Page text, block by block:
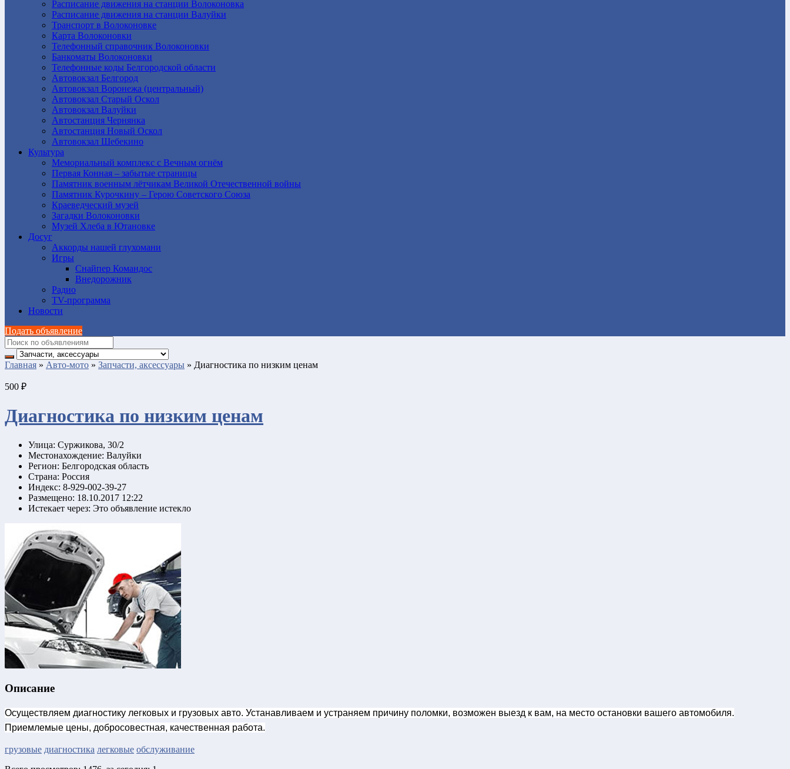
Расписание движения на станции Волоконовка
Расписание движения на станции Валуйки
Транспорт в Волоконовке
Карта Волоконовки
Телефонный справочник Волоконовки
Банкоматы Волоконовки
Телефонные коды Белгородской области
Автовокзал Белгород
Автовокзал Воронежа (центральный)
Автовокзал Старый Оскол
Автовокзал Валуйки
Автостанция Чернянка
Автостанция Новый Оскол
Автовокзал Шебекино
Культура
Мемориальный комплекс с Вечным огнём
Первая Конная – забытые страницы
Памятник военным лётчикам Великой Отечественной войны
Памятник Курочкину – Герою Советского Союза
Краеведческий музей
Загадки Волоконовки
Музей Хлеба в Ютановке
Досуг
Аккорды нашей глухомани
Игры
Снайпер Командос
Внедорожник
Радио
TV-программа
Новости
Подать объявление
Главная » Авто-мото » Запчасти, аксессуары » Диагностика по низким ценам
500 ₽
Диагностика по низким ценам
Улица: Суржикова, 30/2
Местонахождение: Валуйки
Регион: Белгородская область
Страна: Россия
Индекс: 8-929-002-39-27
Размещено: 18.10.2017 12:22
Истекает через: Это объявление истекло
Описание
Осуществляем диагностику легковых и грузовых авто. Устанавливаем и устраняем причину поломки, возможен выезд к вам, на место остановки вашего автомобиля.
Приемлемые цены, добросовестная, качественная работа.
грузовые диагностика легковые обслуживание